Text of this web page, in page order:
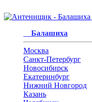
Балашиха
Москва
Санкт-Петербург
Новосибирск
Екатеринбург
Нижний Новгород
Казань